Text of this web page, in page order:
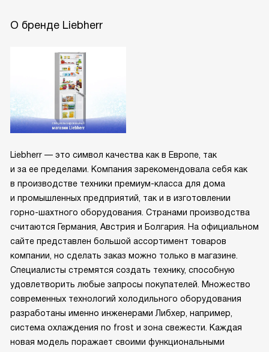
О бренде Liebherr
Liebherr — это символ качества как в Европе, так
и за ее пределами. Компания зарекомендовала себя как
в производстве техники премиум-класса для дома
и промышленных предприятий, так и в изготовлении
горно-шахтного оборудования. Странами производства
считаются Германия, Австрия и Болгария. На официальном
сайте представлен большой ассортимент товаров
компании, но сделать заказ можно только в магазине.
Специалисты стремятся создать технику, способную
удовлетворить любые запросы покупателей. Множество
современных технологий холодильного оборудования
разработаны именно инженерами Либхер, например,
система охлаждения no frost и зона свежести. Каждая
новая модель поражает своими функциональными